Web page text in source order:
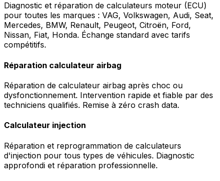
Diagnostic et réparation de calculateurs moteur (ECU)
pour toutes les marques : VAG, Volkswagen, Audi, Seat,
Mercedes, BMW, Renault, Peugeot, Citroën, Ford,
Nissan, Fiat, Honda. Échange standard avec tarifs
compétitifs.
Réparation calculateur airbag
Réparation de calculateur airbag après choc ou
dysfonctionnement. Intervention rapide et fiable par des
techniciens qualifiés. Remise à zéro crash data.
Calculateur injection
Réparation et reprogrammation de calculateurs
d'injection pour tous types de véhicules. Diagnostic
approfondi et réparation professionnelle.